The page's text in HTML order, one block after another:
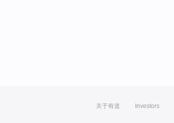
关于有道 Investors